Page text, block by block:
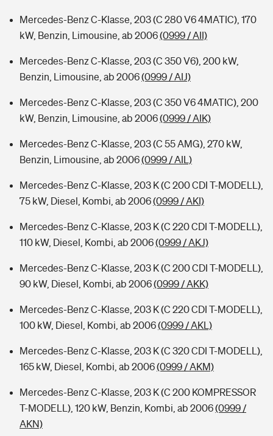
Mercedes-Benz C-Klasse, 203 (C 280 V6 4MATIC), 170
kW, Benzin, Limousine, ab 2006(0999 / AII)
Mercedes-Benz C-Klasse, 203 (C 350 V6), 200 kW,
Benzin, Limousine, ab 2006(0999 / AIJ)
Mercedes-Benz C-Klasse, 203 (C 350 V6 4MATIC), 200
kW, Benzin, Limousine, ab 2006(0999 / AIK)
Mercedes-Benz C-Klasse, 203 (C 55 AMG), 270 kW,
Benzin, Limousine, ab 2006(0999 / AIL)
Mercedes-Benz C-Klasse, 203 K (C 200 CDI T-MODELL),
75 kW, Diesel, Kombi, ab 2006(0999 / AKI)
Mercedes-Benz C-Klasse, 203 K (C 220 CDI T-MODELL),
110 kW, Diesel, Kombi, ab 2006(0999 / AKJ)
Mercedes-Benz C-Klasse, 203 K (C 200 CDI T-MODELL),
90 kW, Diesel, Kombi, ab 2006(0999 / AKK)
Mercedes-Benz C-Klasse, 203 K (C 220 CDI T-MODELL),
100 kW, Diesel, Kombi, ab 2006(0999 / AKL)
Mercedes-Benz C-Klasse, 203 K (C 320 CDI T-MODELL),
165 kW, Diesel, Kombi, ab 2006(0999 / AKM)
Mercedes-Benz C-Klasse, 203 K (C 200 KOMPRESSOR
T-MODELL), 120 kW, Benzin, Kombi, ab 2006(0999 /
AKN)